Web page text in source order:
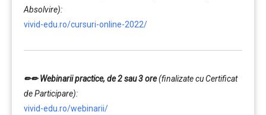
Absolvire):
vivid-edu.ro/cursuri-online-2022/
✏✏Webinarii practice, de 2 sau 3 ore(finalizate cu Certificat
de Participare):
vivid-edu.ro/webinarii/